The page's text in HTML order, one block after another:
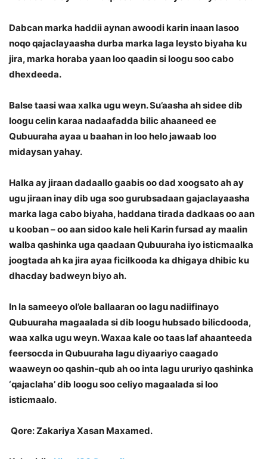
Dabcan marka haddii aynan awoodi karin inaan lasoo
noqo qajaclayaasha durba marka laga leysto biyaha ku
jira, marka horaba yaan loo qaadin si loogu soo cabo
dhexdeeda.
Balse taasi waa xalka ugu weyn. Su’aasha ah sidee dib
loogu celin karaa nadaafadda bilic ahaaneed ee
Qubuuraha ayaa u baahan in loo helo jawaab loo
midaysan yahay.
Halka ay jiraan dadaallo gaabis oo dad xoogsato ah ay
ugu jiraan inay dib uga soo gurubsadaan gajaclayaasha
marka laga cabo biyaha, haddana tirada dadkaas oo aan
u kooban – oo aan sidoo kale heli Karin fursad ay maalin
walba qashinka uga qaadaan Qubuuraha iyo isticmaalka
joogtada ah ka jira ayaa ficilkooda ka dhigaya dhibic ku
dhacday badweyn biyo ah.
In la sameeyo ol’ole ballaaran oo lagu nadiifinayo
Qubuuraha magaalada si dib loogu hubsado bilicdooda,
waa xalka ugu weyn. Waxaa kale oo taas laf ahaanteeda
feersocda in Qubuuraha lagu diyaariyo caagado
waaweyn oo qashin-qub ah oo inta lagu ururiyo qashinka
‘qajaclaha’ dib loogu soo celiyo magaalada si loo
isticmaalo.
Qore: Zakariya Xasan Maxamed.